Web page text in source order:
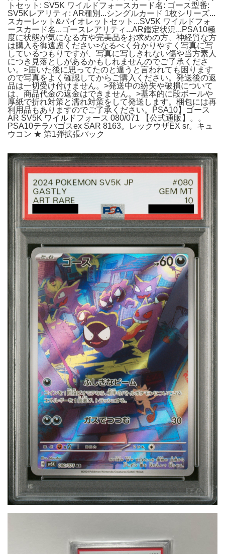
トセット: SV5K ワイルドフォースカード名: ゴース型番:
SV5Kレアリティ: AR種別...シングルカード 1枚シリーズ...
スカーレット&バイオレットセット...SV5K ワイルドフォ
ースカード名...ゴースレアリティ...AR鑑定状況...PSA10極
度に状態が気になる方や完美品をお求めの方、神経質な方
は購入を御遠慮ください>なるべく分かりやすく写真に写
しているつもりですが、写真に写しきれない傷や当方素人
につき見落としがあるかもしれませんのでご了承くださ
い。>届いた後に思ってたのと違うと言われても困ります
ので写真をよく確認してからご購入ください。発送後の返
品は一切受け付けません。>発送中の紛失や破損について
は、商品代金の返金はできません。>基本的に段ボールや
厚紙で折れ対策と濡れ対策をして発送します。梱包には再
利用品もありますのでご了承ください。PSA10】ゴース
AR SV5K ワイルドフォース 080/071 【公式通販】。。
PSA10テラパゴスex SAR 8163。レックウザEX sr。キュ
ウコン ★ 第1弾拡張パック